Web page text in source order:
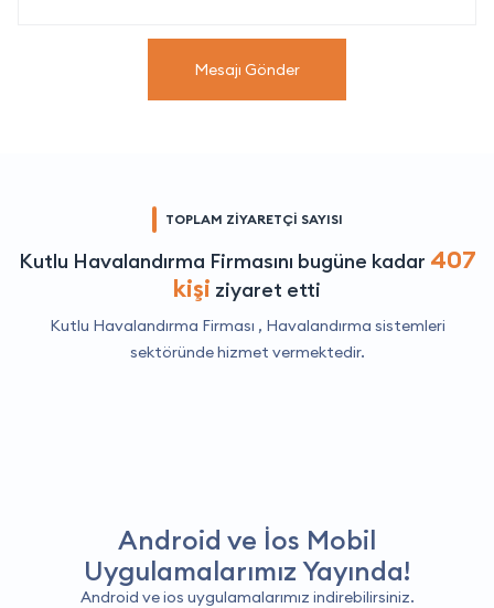
Mesajı Gönder
TOPLAM ZİYARETÇİ SAYISI
Kutlu Havalandırma Firmasını bugüne kadar 407
kişi ziyaret etti
Kutlu Havalandırma Firması , Havalandırma sistemleri
sektöründe hizmet vermektedir.
Android ve İos Mobil
Uygulamalarımız Yayında!
Android ve ios uygulamalarımız indirebilirsiniz.